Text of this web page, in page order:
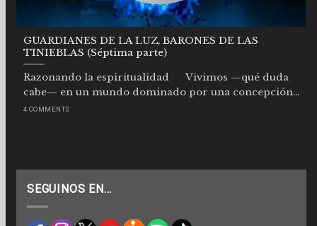
GUARDIANES DE LA LUZ, BARONES DE LAS
TINIEBLAS (Séptima parte)
Razonando la espiritualidad Vivimos —qué duda
cabe— en un mundo dominado por una concepción...
4 COMMENTS
SEGUINOS EN…